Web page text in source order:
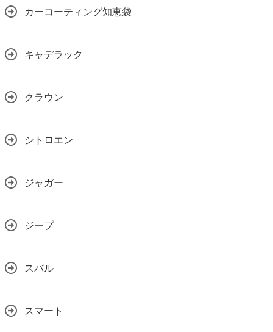
カーコーティング知恵袋
キャデラック
クラウン
シトロエン
ジャガー
ジープ
スバル
スマート